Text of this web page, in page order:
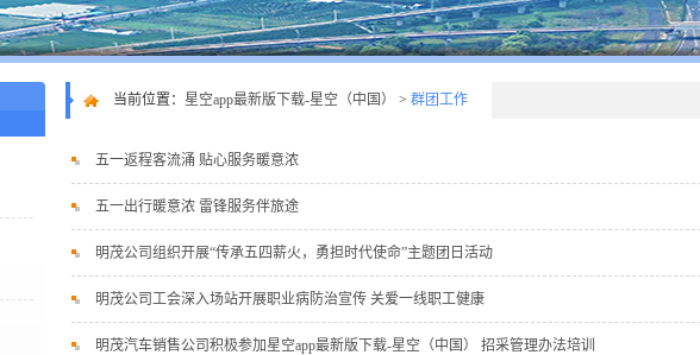
当前位置： 星空app最新版下载-星空（中国） > 群团工作
五一返程客流涌 贴心服务暖意浓
五一出行暖意浓 雷锋服务伴旅途
明茂公司组织开展“传承五四薪火，勇担时代使命”主题团日活动
明茂公司工会深入场站开展职业病防治宣传 关爱一线职工健康
明茂汽车销售公司积极参加星空app最新版下载-星空（中国） 招采管理办法培训